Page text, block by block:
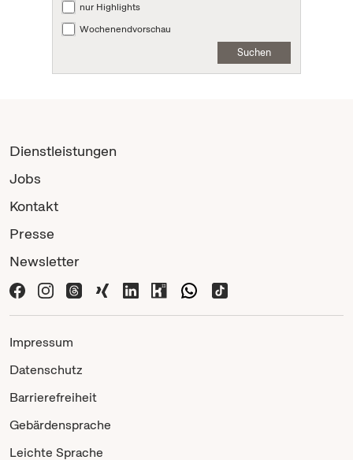
nur Highlights
Wochenendvorschau
Suchen
Dienstleistungen
Jobs
Kontakt
Presse
Newsletter
Impressum
Datenschutz
Barrierefreiheit
Gebärdensprache
Leichte Sprache